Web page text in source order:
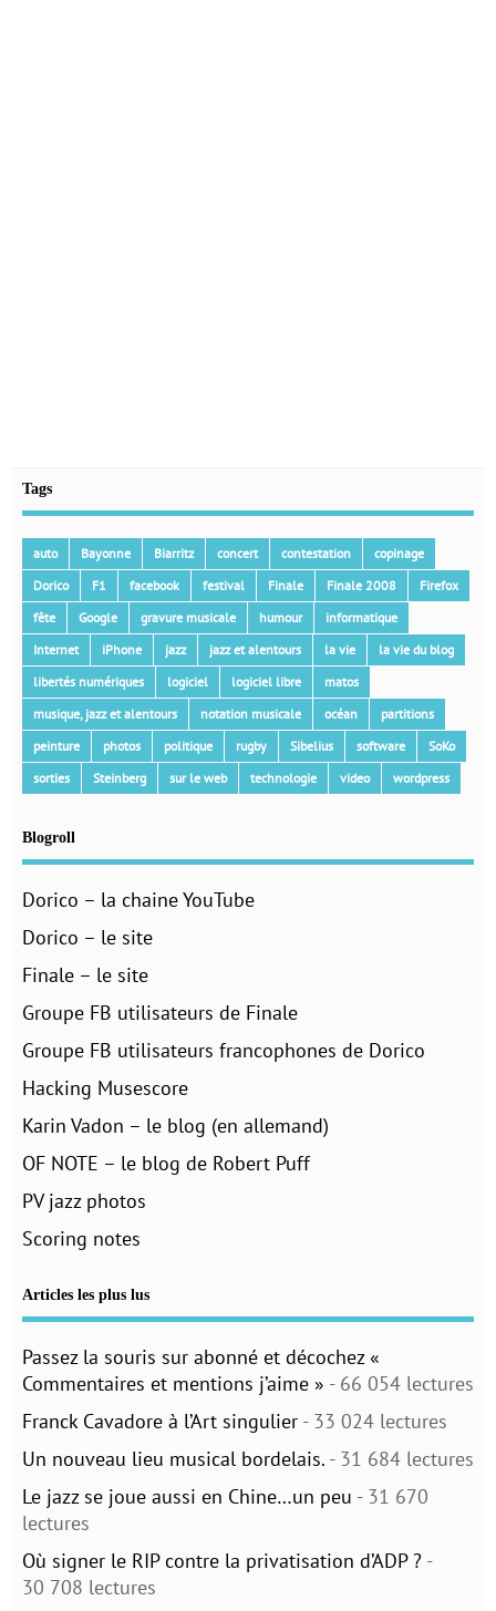
Tags
auto Bayonne Biarritz concert contestation
copinage
Dorico
F1 facebook festival Finale Finale 2008
Firefox
fête
Google gravure musicale humour
informatique
Internet
iPhone jazz jazz et alentours la vie
la vie du blog
libertés numériques
logiciel logiciel libre
matos
musique, jazz et alentours
notation musicale océan
partitions
peinture
photos politique rugby Sibelius software
SoKo
sorties
Steinberg sur le web technologie video wordpress
Blogroll
Dorico – la chaine YouTube
Dorico – le site
Finale – le site
Groupe FB utilisateurs de Finale
Groupe FB utilisateurs francophones de Dorico
Hacking Musescore
Karin Vadon – le blog (en allemand)
OF NOTE – le blog de Robert Puff
PV jazz photos
Scoring notes
Articles les plus lus
Passez la souris sur abonné et décochez «
Commentaires et mentions j’aime » - 66 054 lectures
Franck Cavadore à l’Art singulier - 33 024 lectures
Un nouveau lieu musical bordelais. - 31 684 lectures
Le jazz se joue aussi en Chine…un peu - 31 670
lectures
Où signer le RIP contre la privatisation d’ADP ? -
30 708 lectures